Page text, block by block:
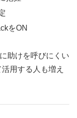
をON
助けを呼びにくい
用する人も増え